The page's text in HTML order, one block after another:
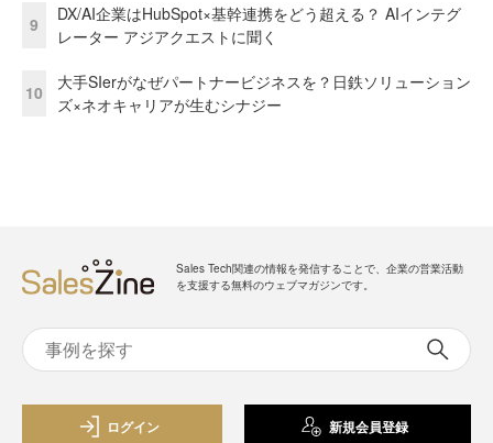
9
DX/AI企業はHubSpot×基幹連携をどう超える？ AIインテグ
レーター アジアクエストに聞く
10
大手SIerがなぜパートナービジネスを？日鉄ソリューション
ズ×ネオキャリアが生むシナジー
Sales Tech関連の情報を発信することで、企業の営業活動
を支援する無料のウェブマガジンです。
ログイン 新規会員登録